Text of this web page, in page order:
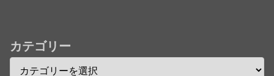
★【ワートリ】風間隊3人≒忍田単騎くらいのイメー
ジかな
カテゴリー